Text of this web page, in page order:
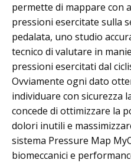
permette di mappare con
pressioni esercitate sulla
pedalata, uno studio
tecnico di valutare in
pressioni esercitati dal
Ovviamente ogni dato
individuare con sicurezza
concede di ottimizzare la
dolori inutili e
sistema Pressure Map
biomeccanici e